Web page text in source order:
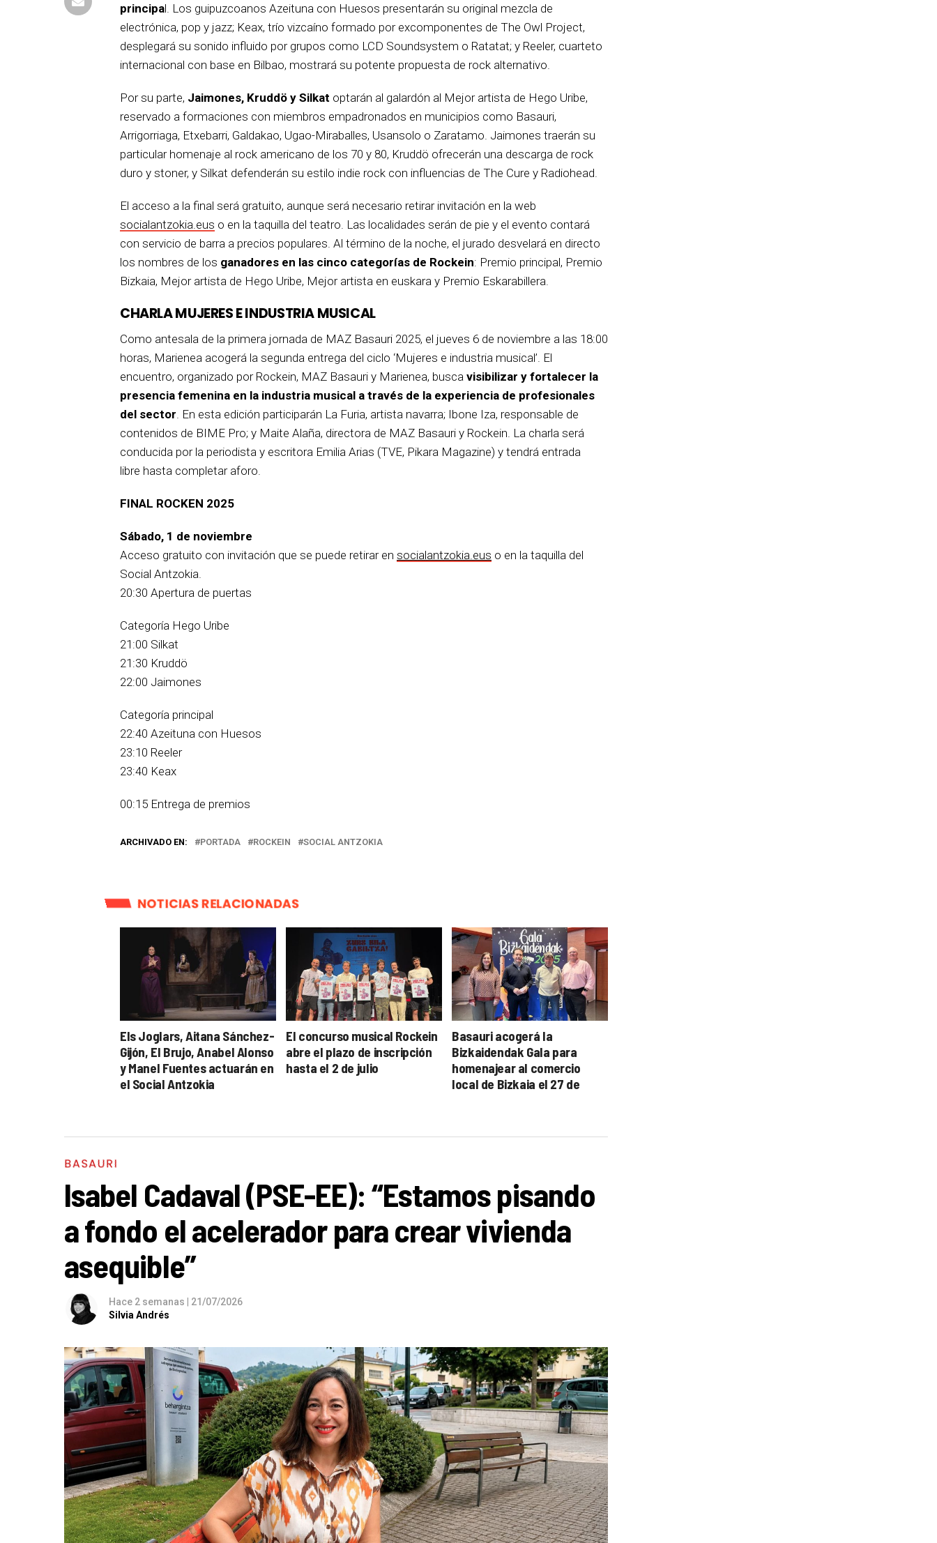
principal. Los guipuzcoanos Azeituna con Huesos presentarán su original mezcla de
electrónica, pop y jazz; Keax, trío vizcaíno formado por excomponentes de The Owl Project,
desplegará su sonido influido por grupos como LCD Soundsystem o Ratatat; y Reeler, cuarteto
internacional con base en Bilbao, mostrará su potente propuesta de rock alternativo.
Por su parte, Jaimones, Kruddö y Silkat optarán al galardón al Mejor artista de Hego Uribe,
reservado a formaciones con miembros empadronados en municipios como Basauri,
Arrigorriaga, Etxebarri, Galdakao, Ugao-Miraballes, Usansolo o Zaratamo. Jaimones traerán su
particular homenaje al rock americano de los 70 y 80, Kruddö ofrecerán una descarga de rock
duro y stoner, y Silkat defenderán su estilo indie rock con influencias de The Cure y Radiohead.
El acceso a la final será gratuito, aunque será necesario retirar invitación en la web
socialantzokia.eus o en la taquilla del teatro. Las localidades serán de pie y el evento contará
con servicio de barra a precios populares. Al término de la noche, el jurado desvelará en directo
los nombres de los ganadores en las cinco categorías de Rockein: Premio principal, Premio
Bizkaia, Mejor artista de Hego Uribe, Mejor artista en euskara y Premio Eskarabillera.
CHARLA MUJERES E INDUSTRIA MUSICAL
Como antesala de la primera jornada de MAZ Basauri 2025, el jueves 6 de noviembre a las 18:00
horas, Marienea acogerá la segunda entrega del ciclo ‘Mujeres e industria musical’. El
encuentro, organizado por Rockein, MAZ Basauri y Marienea, busca visibilizar y fortalecer la
presencia femenina en la industria musical a través de la experiencia de profesionales
del sector . En esta edición participarán La Furia, artista navarra; Ibone Iza, responsable de
contenidos de BIME Pro; y Maite Alaña, directora de MAZ Basauri y Rockein. La charla será
conducida por la periodista y escritora Emilia Arias (TVE, Pikara Magazine) y tendrá entrada
libre hasta completar aforo.
FINAL ROCKEN 2025
Sábado, 1 de noviembre
Acceso gratuito con invitación que se puede retirar en socialantzokia.eus o en la taquilla del
Social Antzokia.
20:30 Apertura de puertas
Categoría Hego Uribe
21:00 Silkat
21:30 Kruddö
22:00 Jaimones
Categoría principal
22:40 Azeituna con Huesos
23:10 Reeler
23:40 Keax
00:15 Entrega de premios
ARCHIVADO EN: PORTADA ROCKEIN SOCIAL ANTZOKIA
NOTICIAS RELACIONADAS
Els Joglars, Aitana Sánchez-
Gijón, El Brujo, Anabel Alonso
y Manel Fuentes actuarán en
el Social Antzokia
El concurso musical Rockein
abre el plazo de inscripción
hasta el 2 de julio
Basauri acogerá la
Bizkaidendak Gala para
homenajear al comercio
local de Bizkaia el 27 de
BASAURI
Isabel Cadaval (PSE-EE): “Estamos pisando
a fondo el acelerador para crear vivienda
asequible”
Hace 2 semanas | 21/07/2026
Silvia Andrés